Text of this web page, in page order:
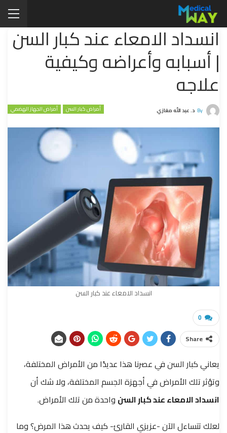
انسداد الامعاء عند كبار السن
| أسبابه وأعراضه وكيفية
علاجه
أمراض كبار السن أمراض الجهاز الهضمي By د. عبد الله مغازي
انسداد الامعاء عند كبار السن
0
Share
يعاني كبار السن في عصرنا هذا عديدًا من الأمراض المختلفة،
وتؤثر تلك الأمراض في أجهزة الجسم المختلفة، ولا شك أن
انسداد الامعاء عند كبار السن واحدة من تلك الأمراض.
لعلك تتساءل الآن -عزيزي القارئ- كيف يحدث هذا المرض؟ وما